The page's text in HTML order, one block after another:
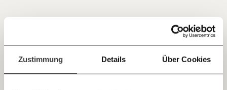
Zustimmung Details Über Cookies
sozialen Fortschritt
Jetzt
einfach
teilen.